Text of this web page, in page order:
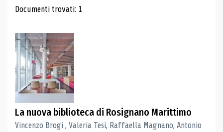
Risultati di ricerca
Documenti trovati: 1
La nuova biblioteca di Rosignano Marittimo
Vincenzo Brogi , Valeria Tesi, Raffaella Magnano, Antonio